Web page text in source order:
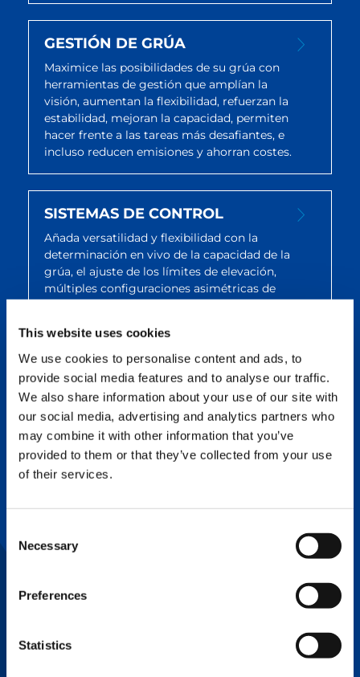
This website uses cookies
We use cookies to personalise content and ads, to
provide social media features and to analyse our traffic.
We also share information about your use of our site with
our social media, advertising and analytics partners who
may combine it with other information that you’ve
provided to them or that they’ve collected from your use
of their services.
Selection
Necessary
Preferences
Statistics
GESTIÓN DE GRÚA
Maximice las posibilidades de su grúa con
herramientas de gestión que amplían la
visión, aumentan la flexibilidad, refuerzan la
estabilidad, mejoran la capacidad, permiten
hacer frente a las tareas más desafiantes, e
incluso reducen emisiones y ahorran costes.
SISTEMAS DE CONTROL
Añada versatilidad y flexibilidad con la
determinación en vivo de la capacidad de la
grúa, el ajuste de los límites de elevación,
múltiples configuraciones asimétricas de
problemas, y mucho más.
SISTEMA TELEMÁTICO
Tecnología que utiliza la nube y los datos en
tiempo real para mejorar el control y la
comunicación en relación con el estado
operativo, posicionamiento, mantenimiento,
aumentar la eficiencia y reducir el tiempo de
CON EL MEDIO AMBIENTE Y
Los combustibles alternativos, la operación